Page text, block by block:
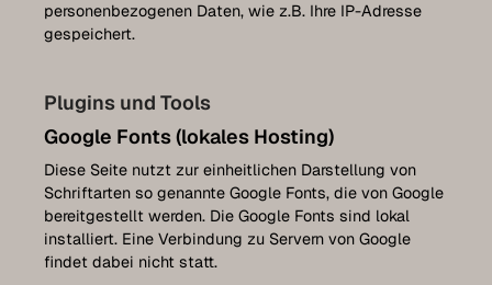
personenbezogenen Daten, wie z.B. Ihre IP-Adresse
gespeichert.
Plugins und Tools
Google Fonts (lokales Hosting)
Diese Seite nutzt zur einheitlichen Darstellung von
Schriftarten so genannte Google Fonts, die von Google
bereitgestellt werden. Die Google Fonts sind lokal
installiert. Eine Verbindung zu Servern von Google
findet dabei nicht statt.